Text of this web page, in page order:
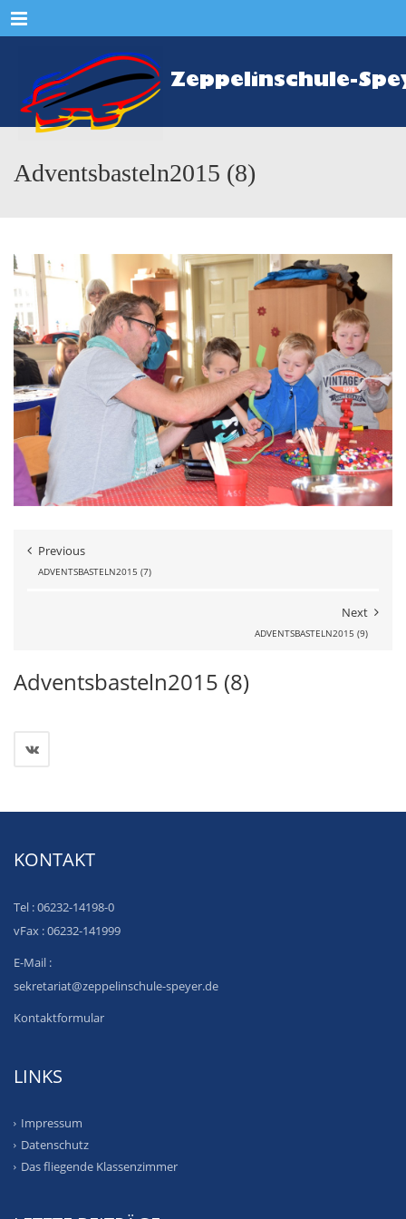
Menu
Adventsbasteln2015 (8)
Previous
ADVENTSBASTELN2015 (7)
Next
ADVENTSBASTELN2015 (9)
Adventsbasteln2015 (8)
KONTAKT
Tel : 06232-14198-0
vFax : 06232-141999
E-Mail :
sekretariat@zeppelinschule-speyer.de
Kontaktformular
LINKS
Impressum
Datenschutz
Das fliegende Klassenzimmer